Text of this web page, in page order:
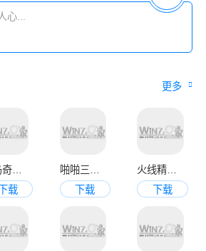
更多
海岛奇兵九游官方版
下载
下载
下载